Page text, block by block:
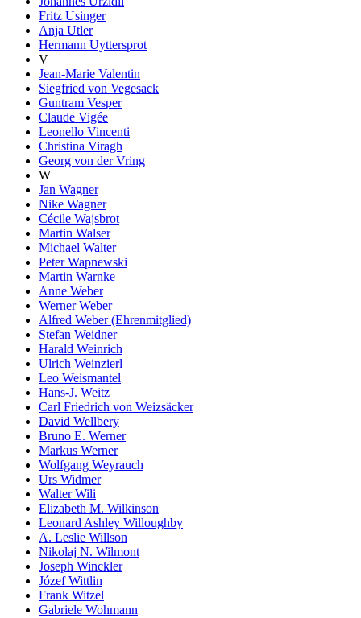
Fritz Usinger
Anja Utler
Hermann Uyttersprot
V
Jean-Marie Valentin
Siegfried von Vegesack
Guntram Vesper
Claude Vigée
Leonello Vincenti
Christina Viragh
Georg von der Vring
W
Jan Wagner
Nike Wagner
Cécile Wajsbrot
Martin Walser
Michael Walter
Peter Wapnewski
Martin Warnke
Anne Weber
Werner Weber
Alfred Weber (Ehrenmitglied)
Stefan Weidner
Harald Weinrich
Ulrich Weinzierl
Leo Weismantel
Hans-J. Weitz
Carl Friedrich von Weizsäcker
David Wellbery
Bruno E. Werner
Markus Werner
Wolfgang Weyrauch
Urs Widmer
Walter Wili
Elizabeth M. Wilkinson
Leonard Ashley Willoughby
A. Leslie Willson
Nikolaj N. Wilmont
Joseph Winckler
Józef Wittlin
Frank Witzel
Gabriele Wohmann